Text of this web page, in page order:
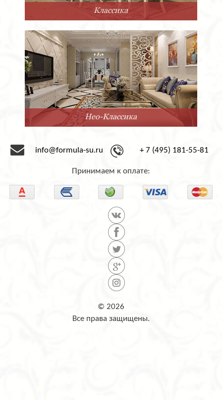
Классика
Нео-Классика
info@formula-su.ru + 7 (495) 181-55-81
Принимаем к оплате:
© 2026
Все права защищены.